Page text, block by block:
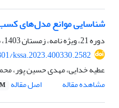
شناسایی موانع مدل‌های
دوره 21، ویژه نامه، زمستان 1403، صفحه
kssa.2023.400330.2582
عطیه خدایی، مهدی حسین پور،
مشاهده مقاله
اصل مقاله